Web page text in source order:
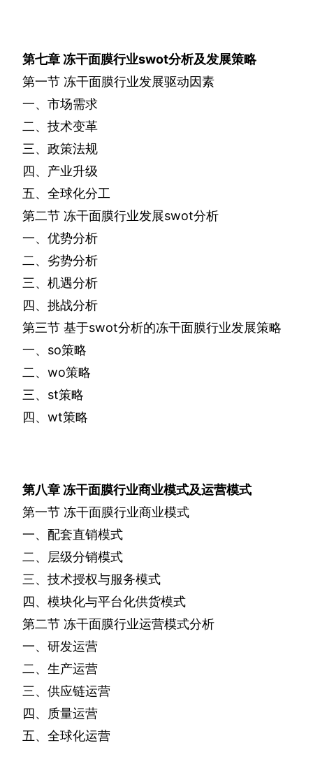
第七章冻干面膜行业swot分析及发展策略
第一节 冻干面膜行业发展驱动因素
一、市场需求
二、技术变革
三、政策法规
四、产业升级
五、全球化分工
第二节 冻干面膜行业发展swot分析
一、优势分析
二、劣势分析
三、机遇分析
四、挑战分析
第三节 基于swot分析的冻干面膜行业发展策略
一、 so策略
二、 wo策略
三、 st策略
四、 wt策略
第八章冻干面膜行业商业模式及运营模式
第一节 冻干面膜行业商业模式
一、配套直销模式
二、层级分销模式
三、技术授权与服务模式
四、模块化与平台化供货模式
第二节 冻干面膜行业运营模式分析
一、研发运营
二、生产运营
三、供应链运营
四、质量运营
五、全球化运营